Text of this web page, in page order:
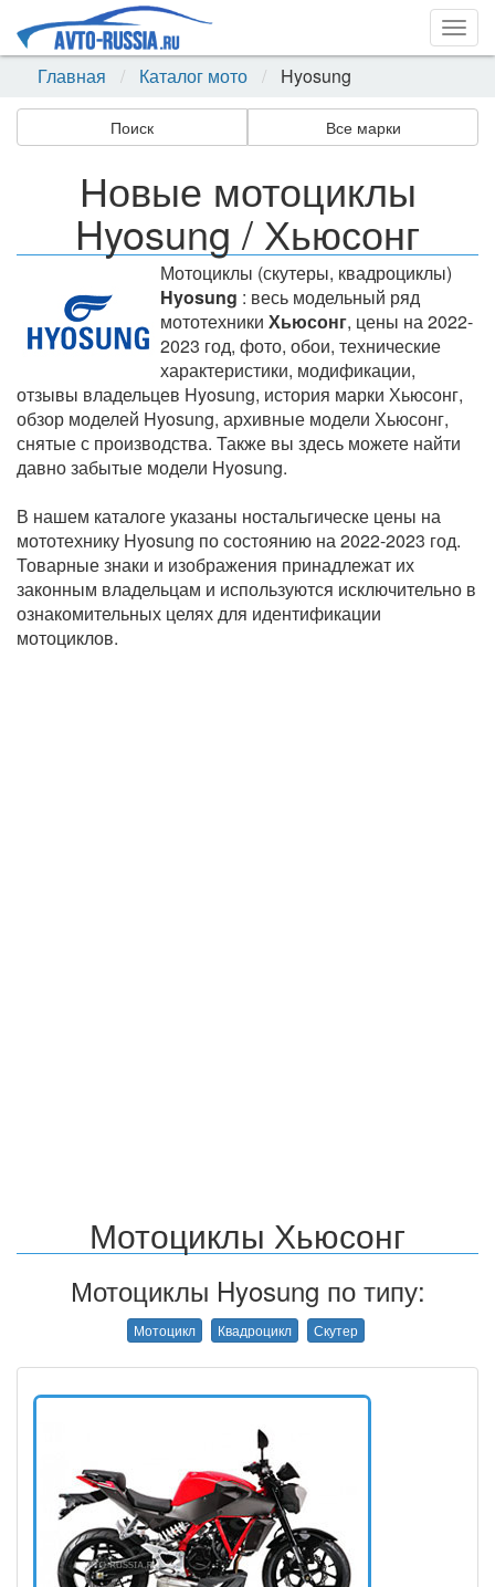
Главная
Каталог мото Hyosung
Поиск Все марки
Новые мотоциклы
Hyosung / Хьюсонг
Мотоциклы (скутеры, квадроциклы)
Hyosung : весь модельный ряд
мототехники Хьюсонг, цены на 2022-
2023 год, фото, обои, технические
характеристики, модификации,
отзывы владельцев Hyosung, история марки Хьюсонг,
обзор моделей Hyosung, архивные модели Хьюсонг,
снятые с производства. Также вы здесь можете найти
давно забытые модели Hyosung.
В нашем каталоге указаны ностальгическе цены на
мототехнику Hyosung по состоянию на 2022-2023 год.
Товарные знаки и изображения принадлежат их
законным владельцам и используются исключительно в
ознакомительных целях для идентификации
мотоциклов.
Мотоциклы Хьюсонг
Мотоциклы Hyosung по типу:
Мотоцикл Квадроцикл Скутер